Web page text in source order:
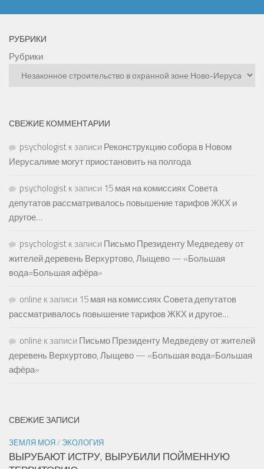
РУБРИКИ
Рубрики
СВЕЖИЕ КОММЕНТАРИИ
psychologistк записиРеконструкцию собора в Новом
Иерусалиме могут приостановить на полгода
psychologistк записи 15 мая на комиссиях Совета
депутатов рассматривалось повышение тарифов ЖКХ и
другое…
psychologistк записиПисьмо Президенту Медведеву от
жителей деревень Верхуртово, Лыщево — «Большая
вода=Большая афёра»
online к записи 15 мая на комиссиях Совета депутатов
рассматривалось повышение тарифов ЖКХ и другое…
online к записиПисьмо Президенту Медведеву от жителей
деревень Верхуртово, Лыщево — «Большая вода=Большая
афёра»
СВЕЖИЕ ЗАПИСИ
ЗЕМЛЯ МОЯ/ ЭКОЛОГИЯ
ВЫРУБАЮТ ИСТРУ, ВЫРУБИЛИ ПОЙМЕННУЮ